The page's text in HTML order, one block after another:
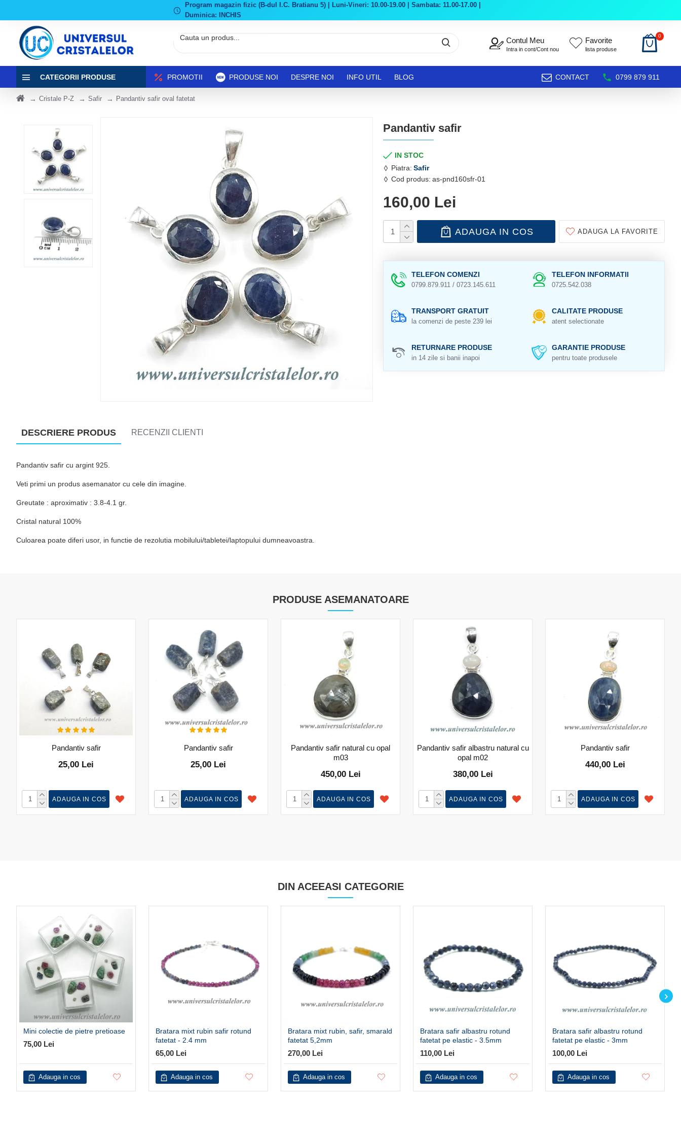
Program magazin fizic (B-dul I.C. Bratianu 5) | Luni-Vineri: 10.00-19.00 | Sambata: 11.00-17.00 |
Duminica: INCHIS
Contul Meu
Intra in cont/Cont nou
Favorite
lista produse
0
CATEGORII PRODUSE PROMOTII PRODUSE NOI DESPRE NOI INFO UTIL BLOG CONTACT 0799 879 911
Cristale P-Z Safir Pandantiv safir oval fatetat
Pandantiv safir
IN STOC
Piatra: Safir
Cod produs: as-pnd160sfr-01
160,00 Lei
ADAUGA IN COS ADAUGA LA FAVORITE
TELEFON COMENZI
0799.879.911 / 0723.145.611
TELEFON INFORMATII
0725.542.038
TRANSPORT GRATUIT
la comenzi de peste 239 lei
CALITATE PRODUSE
atent selectionate
RETURNARE PRODUSE
in 14 zile si banii inapoi
GARANTIE PRODUSE
pentru toate produsele
DESCRIERE PRODUS RECENZII CLIENTI
Pandantiv safir cu argint 925.
Veti primi un produs asemanator cu cele din imagine.
Greutate : aproximativ : 3.8-4.1 gr.
Cristal natural 100%
Culoarea poate diferi usor, in functie de rezolutia mobilului/tabletei/laptopului dumneavoastra.
PRODUSE ASEMANATOARE
Pandantiv safir
25,00 Lei
ADAUGA IN COS
Pandantiv safir
25,00 Lei
ADAUGA IN COS
Pandantiv safir natural cu opal
m03
450,00 Lei
ADAUGA IN COS
Pandantiv safir albastru natural cu
opal m02
380,00 Lei
ADAUGA IN COS
Pandantiv safir
440,00 Lei
ADAUGA IN COS
DIN ACEEASI CATEGORIE
Mini colectie de pietre pretioase
75,00 Lei
Adauga in cos
Bratara mixt rubin safir rotund
fatetat - 2.4 mm
65,00 Lei
Adauga in cos
Bratara mixt rubin, safir, smarald
fatetat 5,2mm
270,00 Lei
Adauga in cos
Bratara safir albastru rotund
fatetat pe elastic - 3.5mm
110,00 Lei
Adauga in cos
Bratara safir albastru rotund
fatetat pe elastic - 3mm
100,00 Lei
Adauga in cos